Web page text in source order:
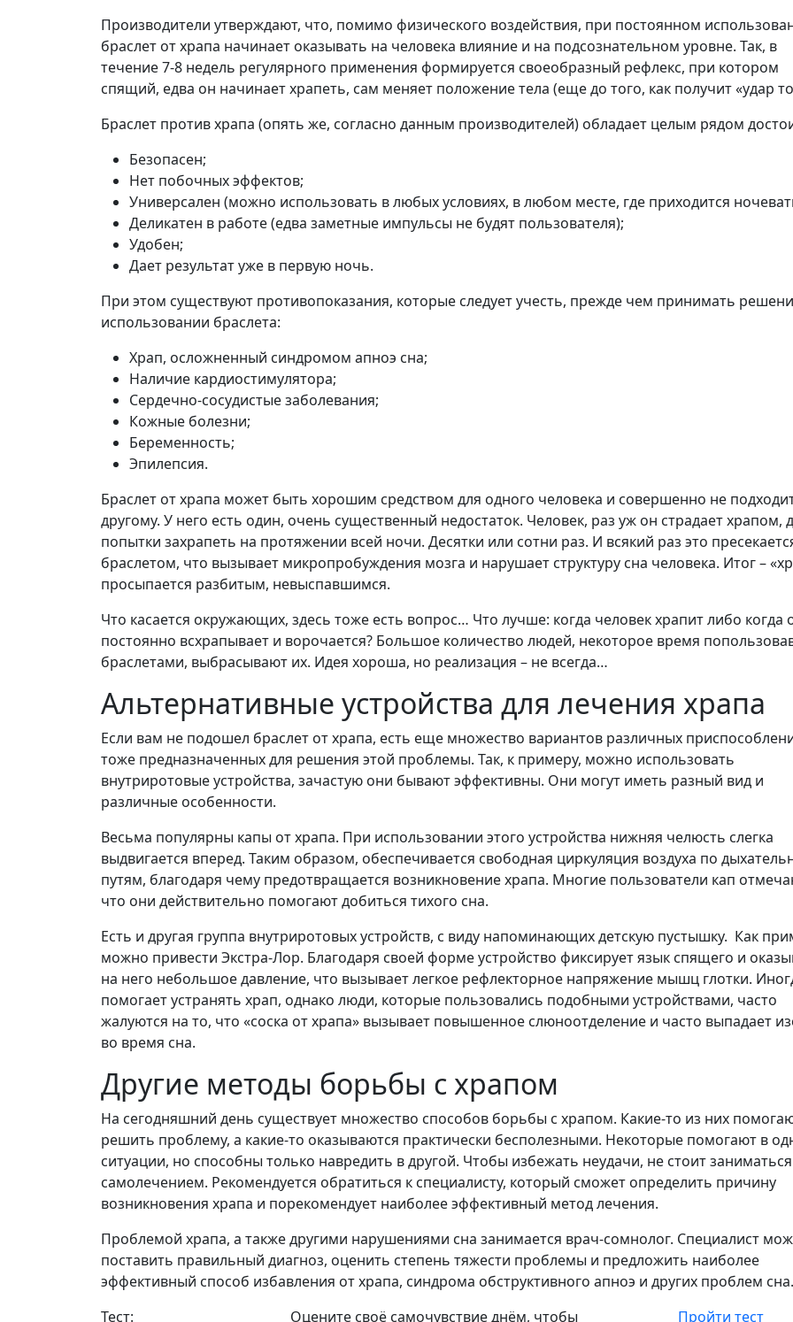
Производители утверждают, что, помимо физического воздействия, при постоянном
браслет от храпа начинает оказывать на человека влияние и на подсознательном уровне. Так, в
течение 7-8 недель регулярного применения формируется своеобразный рефлекс, при котором
спящий, едва он начинает храпеть, сам меняет положение тела (еще до того, как получит «удар
Браслет против храпа (опять же, согласно данным производителей) обладает целым рядом
Безопасен;
Нет побочных эффектов;
Универсален (можно использовать в любых условиях, в любом месте, где приходится
Деликатен в работе (едва заметные импульсы не будят пользователя);
Удобен;
Дает результат уже в первую ночь.
При этом существуют противопоказания, которые следует учесть, прежде чем принимать
использовании браслета:
Храп, осложненный синдромом апноэ сна;
Наличие кардиостимулятора;
Сердечно-сосудистые заболевания;
Кожные болезни;
Беременность;
Эпилепсия.
Браслет от храпа может быть хорошим средством для одного человека и совершенно не
другому. У него есть один, очень существенный недостаток. Человек, раз уж он страдает храпом,
попытки захрапеть на протяжении всей ночи. Десятки или сотни раз. И всякий раз это
браслетом, что вызывает микропробуждения мозга и нарушает структуру сна человека. Итог –
просыпается разбитым, невыспавшимся.
Что касается окружающих, здесь тоже есть вопрос… Что лучше: когда человек храпит либо когда
постоянно всхрапывает и ворочается? Большое количество людей, некоторое время
браслетами, выбрасывают их. Идея хороша, но реализация – не всегда…
Альтернативные устройства для лечения храпа
Если вам не подошел браслет от храпа, есть еще множество вариантов различных
тоже предназначенных для решения этой проблемы. Так, к примеру, можно использовать
внутриротовые устройства, зачастую они бывают эффективны. Они могут иметь разный вид и
различные особенности.
Весьма популярны капы от храпа. При использовании этого устройства нижняя челюсть слегка
выдвигается вперед. Таким образом, обеспечивается свободная циркуляция воздуха по
путям, благодаря чему предотвращается возникновение храпа. Многие пользователи кап
что они действительно помогают добиться тихого сна.
Есть и другая группа внутриротовых устройств, с виду напоминающих детскую пустышку. Как
можно привести Экстра-Лор. Благодаря своей форме устройство фиксирует язык спящего и
на него небольшое давление, что вызывает легкое рефлекторное напряжение мышц глотки.
помогает устранять храп, однако люди, которые пользовались подобными устройствами, часто
жалуются на то, что «соска от храпа» вызывает повышенное слюноотделение и часто выпадает
во время сна.
Другие методы борьбы с храпом
На сегодняшний день существует множество способов борьбы с храпом. Какие-то из них
решить проблему, а какие-то оказываются практически бесполезными. Некоторые помогают в
ситуации, но способны только навредить в другой. Чтобы избежать неудачи, не стоит заниматься
самолечением. Рекомендуется обратиться к специалисту, который сможет определить причину
возникновения храпа и порекомендует наиболее эффективный метод лечения.
Проблемой храпа, а также другими нарушениями сна занимается врач-сомнолог. Специалист
поставить правильный диагноз, оценить степень тяжести проблемы и предложить наиболее
эффективный способ избавления от храпа, синдрома обструктивного апноэ и других проблем сна.
Тест:
Оцените своё самочувствие днём, чтобы Пройти тест